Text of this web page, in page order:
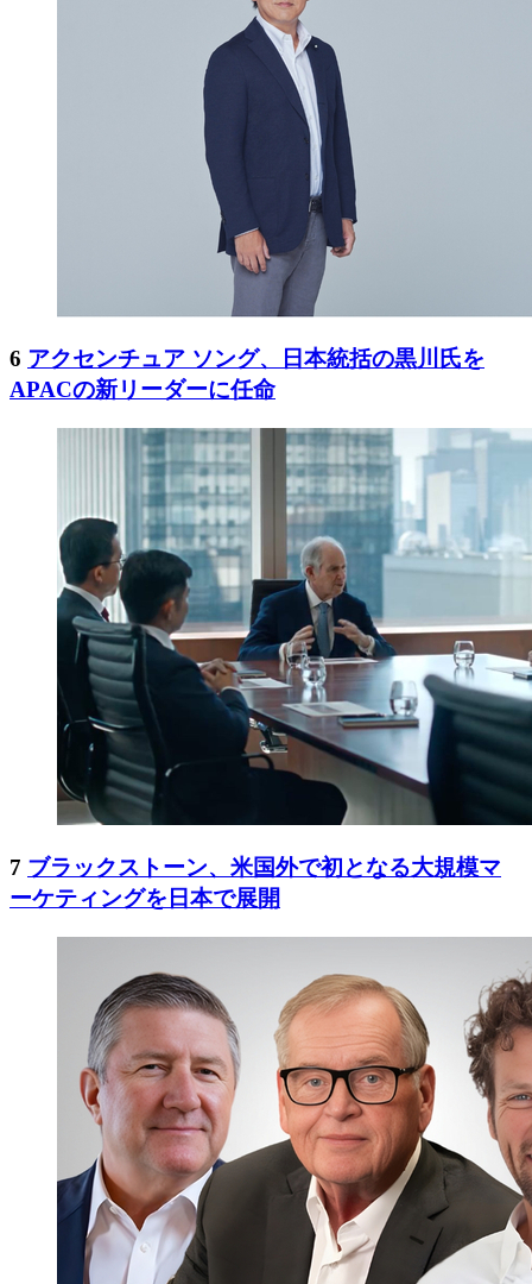
6 アクセンチュア ソング、日本統括の黒川氏を
APACの新リーダーに任命
7 ブラックストーン、米国外で初となる大規模マ
ーケティングを日本で展開